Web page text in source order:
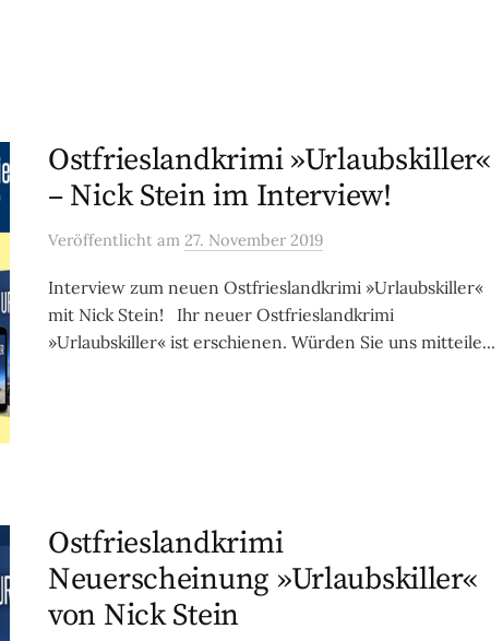
Ostfrieslandkrimi »Urlaubskiller«
– Nick Stein im Interview!
Veröffentlicht am 27. November 2019
Interview zum neuen Ostfrieslandkrimi »Urlaubskiller«
mit Nick Stein! Ihr neuer Ostfrieslandkrimi
»Urlaubskiller« ist erschienen. Würden Sie uns mitteile...
Ostfrieslandkrimi
Neuerscheinung »Urlaubskiller«
von Nick Stein